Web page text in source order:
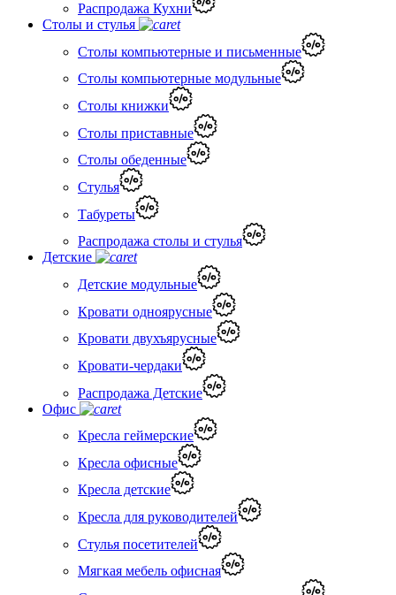
Распродажа Кухни
Столы и стулья
Столы компьютерные и письменные
Столы компьютерные модульные
Столы книжки
Столы приставные
Столы обеденные
Стулья
Табуреты
Распродажа столы и стулья
Детские
Детские модульные
Кровати одноярусные
Кровати двухъярусные
Кровати-чердаки
Распродажа Детские
Офис
Кресла геймерские
Кресла офисные
Кресла детские
Кресла для руководителей
Стулья посетителей
Мягкая мебель офисная